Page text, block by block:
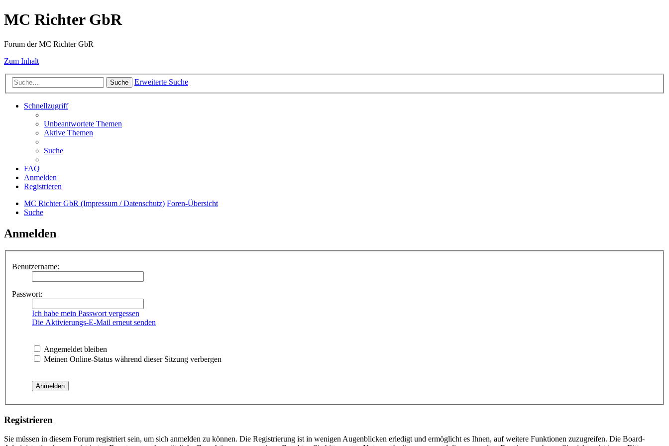
MC Richter GbR
Forum der MC Richter GbR
Zum Inhalt
Suche Erweiterte Suche
Schnellzugriff
Unbeantwortete Themen
Aktive Themen
Suche
FAQ
Anmelden
Registrieren
MC Richter GbR (Impressum / Datenschutz) Foren-Übersicht
Suche
Anmelden
Benutzername:
Passwort:
Ich habe mein Passwort vergessen
Die Aktivierungs-E-Mail erneut senden
Angemeldet bleiben
Meinen Online-Status während dieser Sitzung verbergen
Registrieren
Sie müssen in diesem Forum registriert sein, um sich anmelden zu können. Die Registrierung ist in wenigen Augenblicken erledigt und ermöglicht es Ihnen, auf weitere Funktionen zuzugreifen. Die Board-